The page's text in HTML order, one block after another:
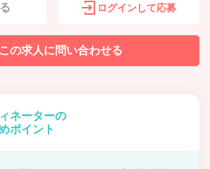
ログインして応募
この求人に問い合わせる
ネーターの
ポイント